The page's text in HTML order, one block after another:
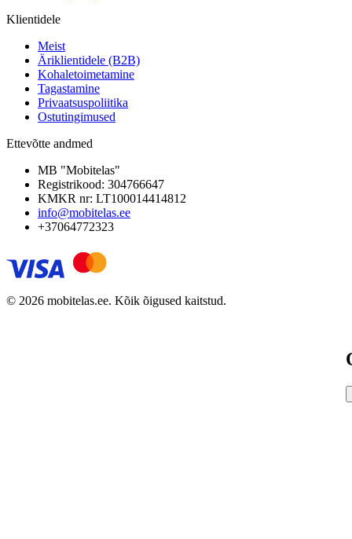
Klientidele
Meist
Äriklientidele (B2B)
Kohaletoimetamine
Tagastamine
Privaatsuspoliitika
Ostutingimused
Ettevõtte andmed
MB "Mobitelas"
Registrikood: 304766647
KMKR nr: LT100014414812
info@mobitelas.ee
+37064772323
© 2026 mobitelas.ee. Kõik õigused kaitstud.